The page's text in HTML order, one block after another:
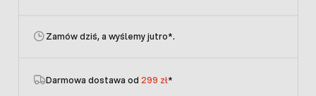
Zamów dziś, a wyślemy jutro*.
Darmowa dostawa od 299 zł*